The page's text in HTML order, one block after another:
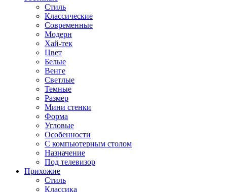
Стиль
Классические
Современные
Модерн
Хай-тек
Цвет
Белые
Венге
Светлые
Темные
Размер
Мини стенки
Форма
Угловые
Особенности
С компьютерным столом
Назначение
Под телевизор
Прихожие
Стиль
Классика